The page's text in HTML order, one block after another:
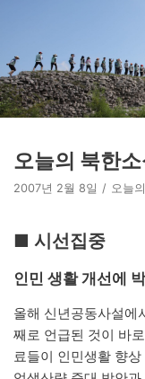
츠
로
건
뛰
기
오늘의 북한
2007년 2월 8일 오늘
■ 시선집중
인민 생활 개선에
올해 신년공동사설에
째로 언급된 것이 바
료들이 인민생활 향